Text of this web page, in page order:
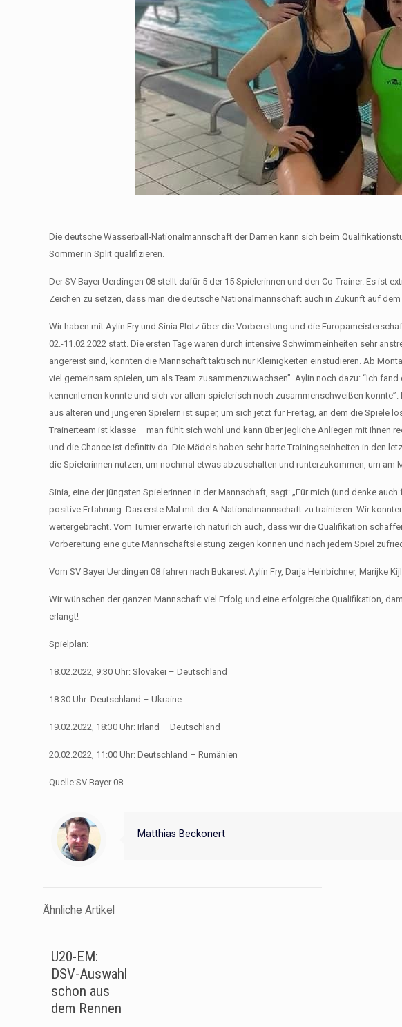
Die deutsche Wasserball-Nationalmannschaft der Damen kann sich beim
Sommer in Split qualifizieren.
Der SV Bayer Uerdingen 08 stellt dafür 5 der 15 Spielerinnen und den Co-Trainer. Es ist
Zeichen zu setzen, dass man die deutsche Nationalmannschaft auch in Zukunft auf
Wir haben mit Aylin Fry und Sinia Plotz über die Vorbereitung und die
02.-11.02.2022 statt. Die ersten Tage waren durch intensive Schwimmeinheiten sehr
angereist sind, konnten die Mannschaft taktisch nur Kleinigkeiten einstudieren. Ab
viel gemeinsam spielen, um als Team zusammenzuwachsen”. Aylin noch dazu: “Ich
kennenlernen konnte und sich vor allem spielerisch noch zusammenschweißen
aus älteren und jüngeren Spielern ist super, um sich jetzt für Freitag, an dem die Spiele
Trainerteam ist klasse – man fühlt sich wohl und kann über jegliche Anliegen mit ihnen
und die Chance ist definitiv da. Die Mädels haben sehr harte Trainingseinheiten in den
die Spielerinnen nutzen, um nochmal etwas abzuschalten und runterzukommen, um am
Sinia, eine der jüngsten Spielerinnen in der Mannschaft, sagt: „Für mich (und denke
positive Erfahrung: Das erste Mal mit der A-Nationalmannschaft zu trainieren. Wir
weitergebracht. Vom Turnier erwarte ich natürlich auch, dass wir die Qualifikation
Vorbereitung eine gute Mannschaftsleistung zeigen können und nach jedem Spiel
Vom SV Bayer Uerdingen 08 fahren nach Bukarest Aylin Fry, Darja Heinbichner, Marijke
Wir wünschen der ganzen Mannschaft viel Erfolg und eine erfolgreiche Qualifikation,
erlangt!
Spielplan:
18.02.2022, 9:30 Uhr: Slovakei – Deutschland
18:30 Uhr: Deutschland – Ukraine
19.02.2022, 18:30 Uhr: Irland – Deutschland
20.02.2022, 11:00 Uhr: Deutschland – Rumänien
Quelle:SV Bayer 08
Matthias Beckonert
Ähnliche Artikel
U20-EM:
DSV-Auswahl
schon aus
dem Rennen